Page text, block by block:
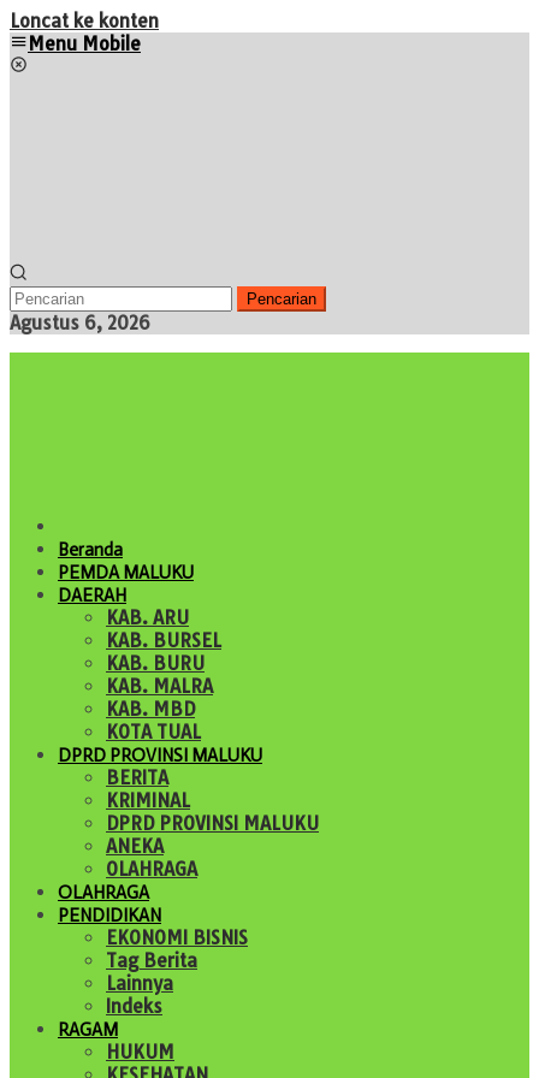
Loncat ke konten
Menu Mobile
Pencarian
Agustus 6, 2026
Beranda
PEMDA MALUKU
DAERAH
KAB. ARU
KAB. BURSEL
KAB. BURU
KAB. MALRA
KAB. MBD
KOTA TUAL
DPRD PROVINSI MALUKU
BERITA
KRIMINAL
DPRD PROVINSI MALUKU
ANEKA
OLAHRAGA
OLAHRAGA
PENDIDIKAN
EKONOMI BISNIS
Tag Berita
Lainnya
Indeks
RAGAM
HUKUM